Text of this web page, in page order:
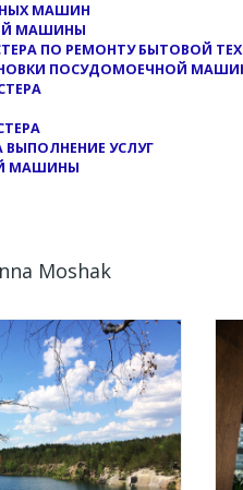
МАШИН
МАШИНЫ
ПО РЕМОНТУ БЫТОВОЙ
ПОСУДОМОЕЧНОЙ
ВЫПОЛНЕНИЕ УСЛУГ
МАШИНЫ
Moshak